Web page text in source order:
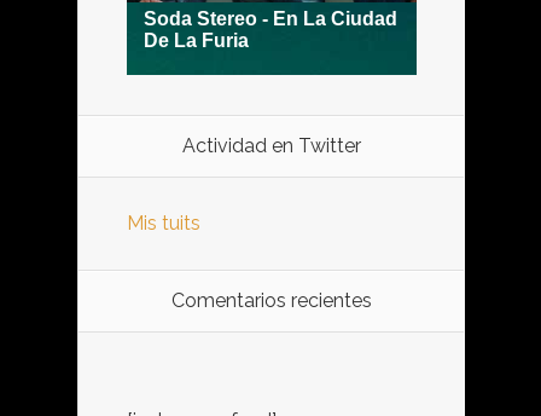
Actividad en Twitter
Mis tuits
Comentarios recientes